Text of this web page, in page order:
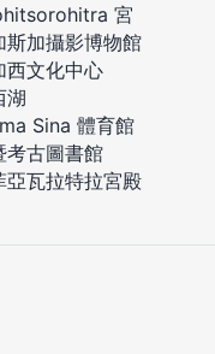
宮
斯加攝影博物館
西文化中心
湖
Sina 體育館
考古圖書館
亞瓦拉特拉宮殿